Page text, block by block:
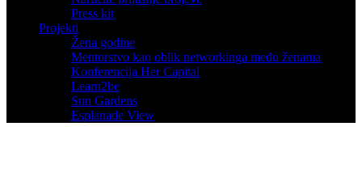
Press kit
Projekti
Žena godine
Mentorstvo kao oblik networkinga među ženama
Konferencija Her Capital
Learn2be
Sun Gardens
Esplanade View